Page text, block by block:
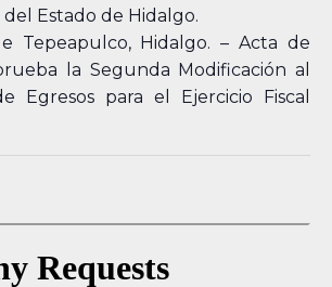
Estado de Hidalgo.
Tepeapulco, Hidalgo. – Acta de
la Segunda Modificación al
Egresos para el Ejercicio Fiscal